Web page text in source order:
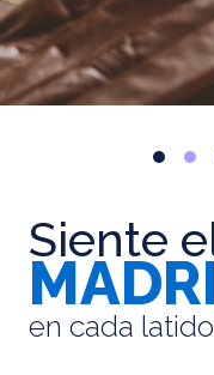
Siente
en cada latido